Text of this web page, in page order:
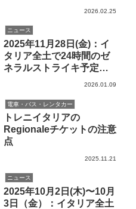
2026.02.25
ニュース
2025年11月28日(金)：イ
タリア全土で24時間のゼ
ネラルストライキ予定。
病院など多くの機関が対
象。運行保障の列車の一
覧あり
2026.01.09
電車・バス・レンタカー
トレニイタリアの
Regionaleチケットの注意
点
2025.11.21
ニュース
2025年10月2日(木)〜10月
3日（金）：イタリア全土